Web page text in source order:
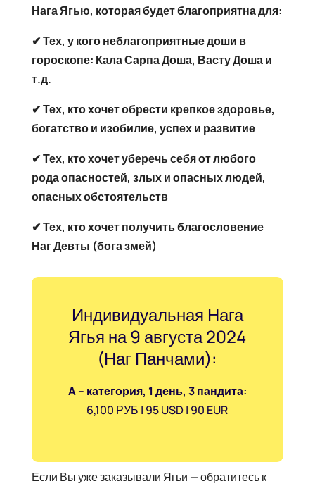
Нага Ягью, которая будет благоприятна для:
✔ Тех, у кого неблагоприятные доши в
гороскопе: Кала Сарпа Доша, Васту Доша и
т.д.
✔ Тех, кто хочет обрести крепкое здоровье,
богатство и изобилие, успех и развитие
✔ Тех, кто хочет уберечь себя от любого
рода опасностей, злых и опасных людей,
опасных обстоятельств
✔ Тех, кто хочет получить благословение
Наг Девты (бога змей)
Индивидуальная Нага
Ягья на 9 августа 2024
(Наг Панчами):
A– категория, 1 день, 3 пандита:
6,100 РУБ | 95 USD | 90 EUR
Если Вы уже заказывали Ягьи — обратитесь к